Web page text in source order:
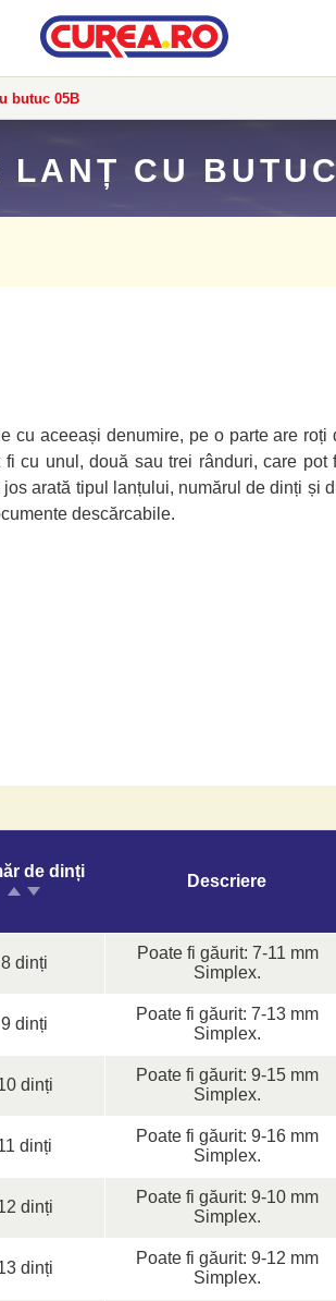
butuc 05B
LANȚ CU
cu aceeași denumire, pe o parte are roți
cu unul, două sau trei rânduri, care pot
arată tipul lanțului, numărul de dinți și
descărcabile.
de dinți
Descriere
8 dinți
Poate fi găurit: 7-11 mm
Simplex.
9 dinți
Poate fi găurit: 7-13 mm
Simplex.
dinți
Poate fi găurit: 9-15 mm
Simplex.
dinți
Poate fi găurit: 9-16 mm
Simplex.
dinți
Poate fi găurit: 9-10 mm
Simplex.
dinți
Poate fi găurit: 9-12 mm
Simplex.